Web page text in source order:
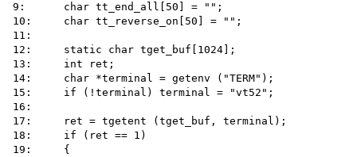
9:	char tt_end_all[50] = "";
10:	char tt_reverse_on[50] = "";
11:
12:	static char tget_buf[1024];
13:	int ret;
14:	char *terminal = getenv ("TERM");
15:	if (!terminal) terminal = "vt52";
16:
17:	ret = tgetent (tget_buf, terminal);
18:	if (ret == 1)
19:	{